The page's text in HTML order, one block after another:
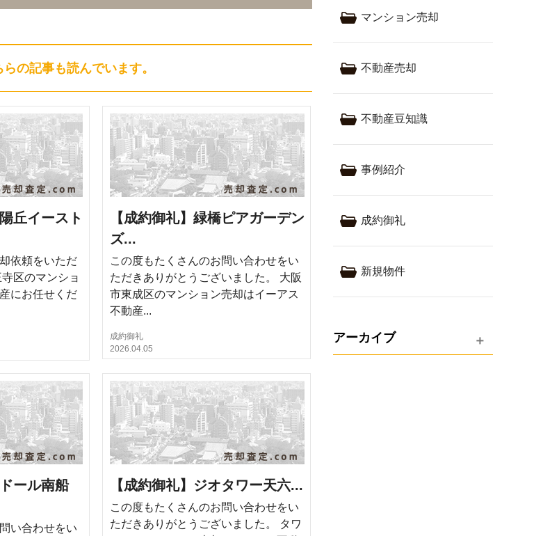
の記事も読んでいます。
丘イースト
依頼をいただ
区のマンショ
にお任せくだ
【成約御礼】緑橋ピアガーデン
ズ...
この度もたくさんのお問い合わせをい
ただきありがとうございました。 大阪
市東成区のマンション売却はイーアス
不動産...
成約御礼
2026.04.05
ール南船
い合わせをい
【成約御礼】ジオタワー天六...
この度もたくさんのお問い合わせをい
ただきありがとうございました。 タワ
マンション売却
不動産売却
不動産豆知識
事例紹介
成約御礼
新規物件
アーカイブ